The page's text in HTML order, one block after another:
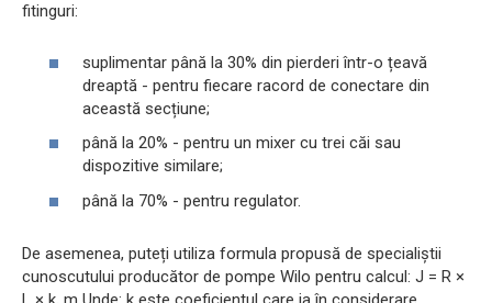
fitinguri:
suplimentar până la 30% din pierderi într-o țeavă
dreaptă - pentru fiecare racord de conectare din
această secțiune;
până la 20% - pentru un mixer cu trei căi sau
dispozitive similare;
până la 70% - pentru regulator.
De asemenea, puteți utiliza formula propusă de specialiștii
cunoscutului producător de pompe Wilo pentru calcul: J = R ×